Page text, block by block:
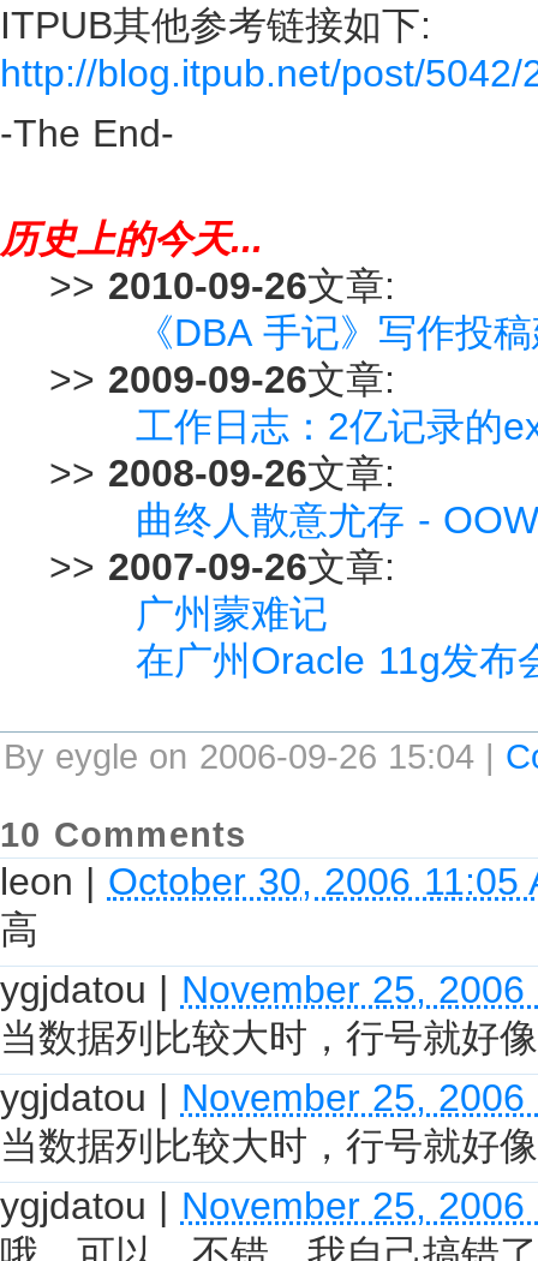
ITPUB其他参考链接如下:
http://blog.itpub.net/post/5042/
-The End-
历史上的今天...
>> 2010-09-26文章:
《DBA 手记》写作投
>> 2009-09-26文章:
工作日志：2亿记录的
>> 2008-09-26文章:
曲终人散意尤存 -
>> 2007-09-26文章:
广州蒙难记
在广州Oracle 11g发布
By eygle on 2006-09-26 15:04 |
10 Comments
leon | October 30, 2006 11:05
高
ygjdatou | November 25,
当数据列比较大时，行号就好
ygjdatou | November 25,
当数据列比较大时，行号就好
ygjdatou | November 25,